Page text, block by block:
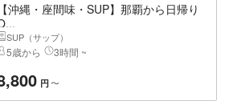
【沖縄・座間味・SUP】那覇から日帰り
SUP（サップ）
5歳から 3時間 ~
円 〜